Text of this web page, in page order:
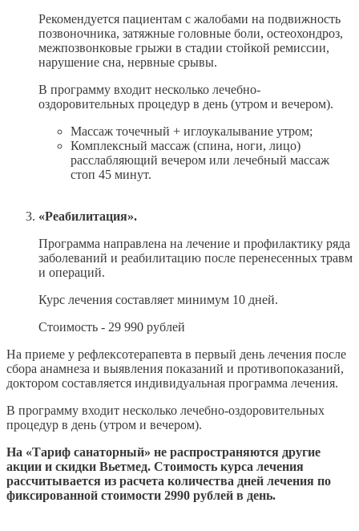
Рекомендуется пациентам с жалобами на подвижность
позвоночника, затяжные головные боли, остеохондроз,
межпозвонковые грыжи в стадии стойкой ремиссии,
нарушение сна, нервные срывы.
В программу входит несколько лечебно-
оздоровительных процедур в день (утром и вечером).
Массаж точечный + иглоукалывание утром;
Комплексный массаж (спина, ноги, лицо)
расслабляющий вечером или лечебный массаж
стоп 45 минут.
«Реабилитация».
Программа направлена на лечение и профилактику ряда
заболеваний и реабилитацию после перенесенных травм
и операций.
Курс лечения составляет минимум 10 дней.
Стоимость - 29 990 рублей
На приеме у рефлексотерапевта в первый день лечения после
сбора анамнеза и выявления показаний и противопоказаний,
доктором составляется индивидуальная программа лечения.
В программу входит несколько лечебно-оздоровительных
процедур в день (утром и вечером).
На «Тариф санаторный» не распространяются другие
акции и скидки Вьетмед. Стоимость курса лечения
рассчитывается из расчета количества дней лечения по
фиксированной стоимости 2990 рублей в день.